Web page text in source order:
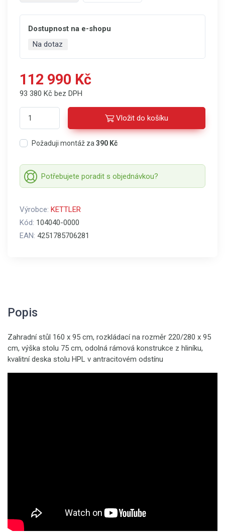
Dostupnost na e-shopu
Na dotaz
112 990 Kč
93 380 Kč bez DPH
Vložit do košíku
Požaduji montáž za 390 Kč
Potřebujete poradit s objednávkou?
Výrobce: KETTLER
Kód: 104040-0000
EAN: 4251785706281
Popis
Zahradní stůl 160 x 95 cm, rozkládací na rozměr 220/280 x 95
cm, výška stolu 75 cm, odolná rámová konstrukce z hliníku,
kvalitní deska stolu HPL v antracitovém odstínu